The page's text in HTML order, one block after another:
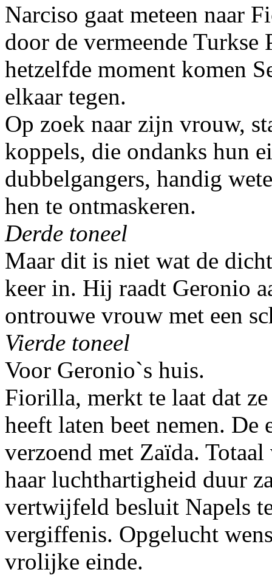
Narciso gaat meteen naar
door de vermeende Turkse
hetzelfde moment komen
elkaar tegen.
Op zoek naar zijn vrouw,
koppels, die ondanks hun
dubbelgangers, handig
hen te ontmaskeren.
Derde toneel
Maar dit is niet wat de
keer in. Hij raadt Geronio
ontrouwe vrouw met een
Vierde toneel
Voor Geronio`s huis.
Fiorilla, merkt te laat dat
heeft laten beet nemen.
verzoend met Zaïda.
haar luchthartigheid duur
vertwijfeld besluit Napels
vergiffenis. Opgelucht
vrolijke einde.